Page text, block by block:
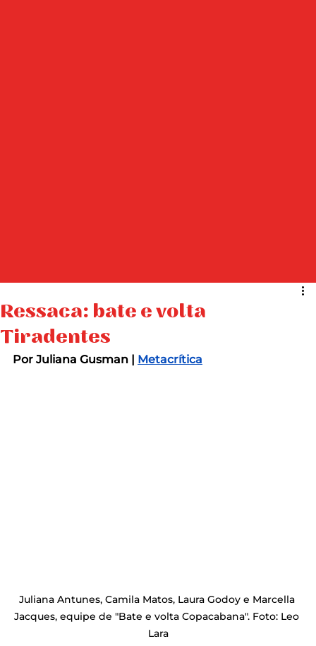
Ressaca: bate e volta
Tiradentes
Por Juliana Gusman | Metacrítica
Juliana Antunes, Camila Matos, Laura Godoy e Marcella
Jacques, equipe de "Bate e volta Copacabana". Foto: Leo
Lara